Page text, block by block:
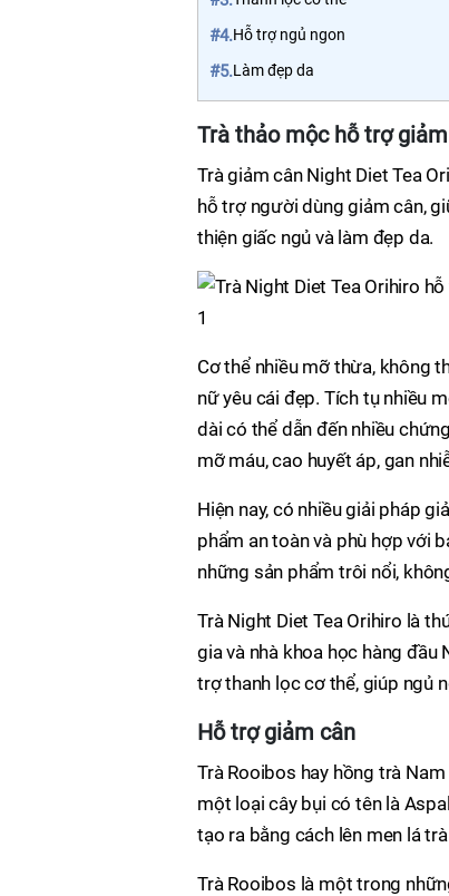
#4.Hỗ trợ ngủ ngon
#5.Làm đẹp da
Trà thảo mộc hỗ trợ
Trà giảm cân Night Diet Tea
hỗ trợ người dùng giảm cân,
thiện giấc ngủ và làm đẹp da.
Cơ thể nhiều mỡ thừa, không
nữ yêu cái đẹp. Tích tụ nhiều
dài có thể dẫn đến nhiều
mỡ máu, cao huyết áp, gan
Hiện nay, có nhiều giải pháp
phẩm an toàn và phù hợp với
những sản phẩm trôi nổi,
Trà Night Diet Tea Orihiro là
gia và nhà khoa học hàng đầu
trợ thanh lọc cơ thể, giúp ngủ
Hỗ trợ giảm cân
Trà Rooibos hay hồng trà
một loại cây bụi có tên là
tạo ra bằng cách lên men lá
Trà Rooibos là một trong